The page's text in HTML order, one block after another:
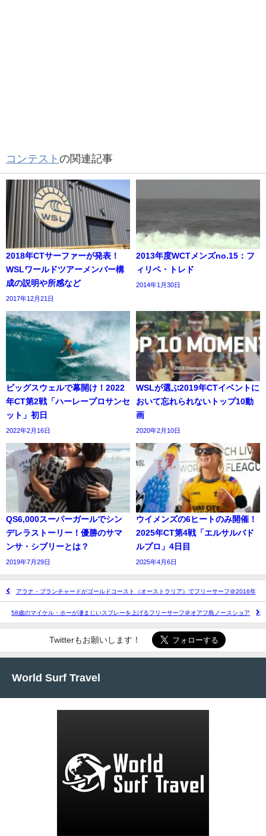
コンテスト の関連記事
2018年CTサーファーが発表！
WSLワールドツアーメンバー構
成の説明や所感など
2017年12月21日
2013年度WCTメンズno.15：フ
ィリペ・トレド
2014年1月30日
ビッグスウェルで幕開け！2022
年CT第2戦「ハーレープロサンセ
ット」初日
2022年2月16日
WSLが選ぶ2019年CTイベントに
おいて忘れられないトップ10動
画
2020年2月10日
QS6,000スーパーガールでシン
デレラストーリー！優勝のサマ
ンサ・シブリーとは？
2019年7月29日
ウイメンズの6ヒートのみ開催！
2025年CT第4戦「エルサルバド
ルプロ」4日目
2025年4月6日
アラナ・ブランチャードがゴールドコースト（オーストラリア）でフリーサーフ＠2016年
58歳のマイケル・ホーが凄まじいスプレーを上げるフリーサーフ＠オアフ島ノースショア
Twitterもお願いします！
World Surf Travel